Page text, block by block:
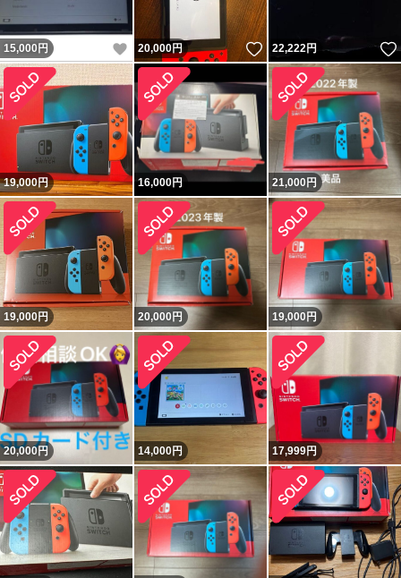
15,000 円 いいね！
20,000円 いいね！
22,222円
19,000円 16,000円 21,000円
19,000円 20,000円 19,000円
20,000円 14,000円 17,999円